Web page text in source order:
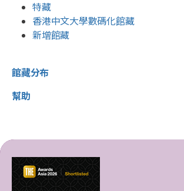
特藏
香港中文大學數碼化館藏
新增館藏
館藏分布
幫助